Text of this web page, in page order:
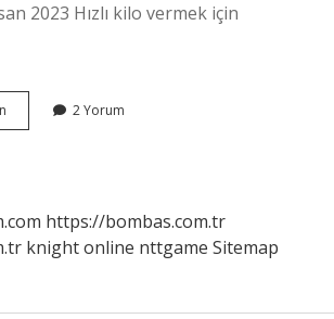
2023 Hızlı kilo vermek için
Hızlı
2 Yorum
https://bombas.com.tr
knight online nttgame Sitemap